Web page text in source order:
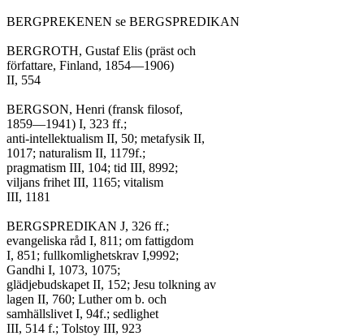
BERGPREKENEN se BERGSPREDIKAN
BERGROTH, Gustaf Elis (präst och
författare, Finland, 1854—1906)
II, 554
BERGSON, Henri (fransk filosof,
1859—1941) I, 323 ff.;
anti-intellektualism II, 50; metafysik II,
1017; naturalism II, 1179f.;
pragmatism III, 104; tid III, 8992;
viljans frihet III, 1165; vitalism
III, 1181
BERGSPREDIKAN J, 326 ff.;
evangeliska råd I, 811; om fattigdom
I, 851; fullkomlighetskrav I,9992;
Gandhi I, 1073, 1075;
glädjebudskapet II, 152; Jesu tolkning av
lagen II, 760; Luther om b. och
samhällslivet I, 94f.; sedlighet
III, 514 f.; Tolstoy III, 923